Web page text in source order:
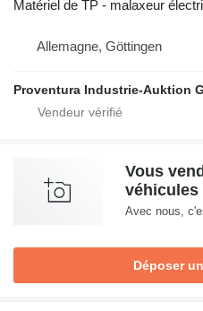
Matériel de TP - malaxeur
Allemagne, Göttingen
Proventura Industrie-Auktion
Vous
véhicules
Avec nous,
Déposer